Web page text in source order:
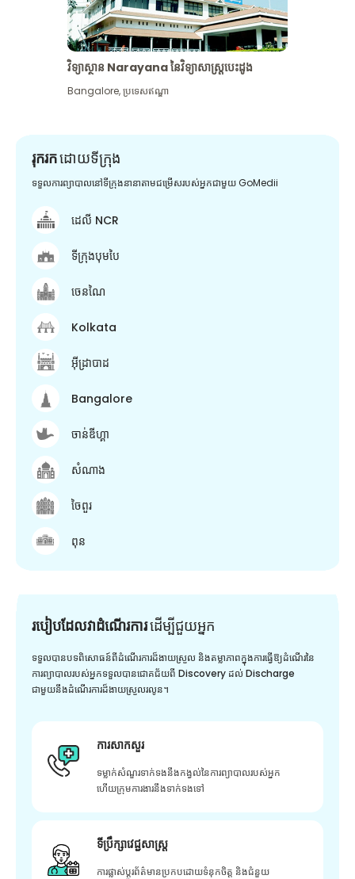
វិទ្យាស្ថាន Narayana នៃវិទ្យាសាស្រ្តបេះដូង
Bangalore,ប្រទេសឥណ្ឌា
រុករកដោយទីក្រុង
ទទួលការព្យាបាលនៅទីក្រុងនានាតាមជម្រើសរបស់អ្នកជាមួយ GoMedii
ដេលី NCR
ទីក្រុងបុមបៃ
ចេនណៃ
Kolkata
អ៊ីដ្រាបាដ
Bangalore
ចាន់ឌីហ្គា
សំណាង
ចៃពួរ
ពុន
របៀបដែលវាដំណើរការដើម្បី​ជួយ​អ្នក
ទទួលបានបទពិសោធន៍ពីដំណើរការដ៏ងាយស្រួល និងតម្លាភាពក្នុងការធ្វើឱ្យដំណើរនៃ
ការព្យាបាលរបស់អ្នកទទួលបានជោគជ័យពី Discovery ដល់ Discharge
ជាមួយនឹងដំណើរការដ៏ងាយស្រួលរលូន។
ការសាកសួរ
ទម្លាក់សំណួរទាក់ទងនឹងកង្វល់នៃការព្យាបាលរបស់អ្នក
ហើយក្រុមការងារនឹងទាក់ទងទៅ
ទីប្រឹក្សាវេជ្ជសាស្ត្រ
ការផ្លាស់ប្តូរព័ត៌មានប្រកបដោយទំនុកចិត្ត និងជំនួយ